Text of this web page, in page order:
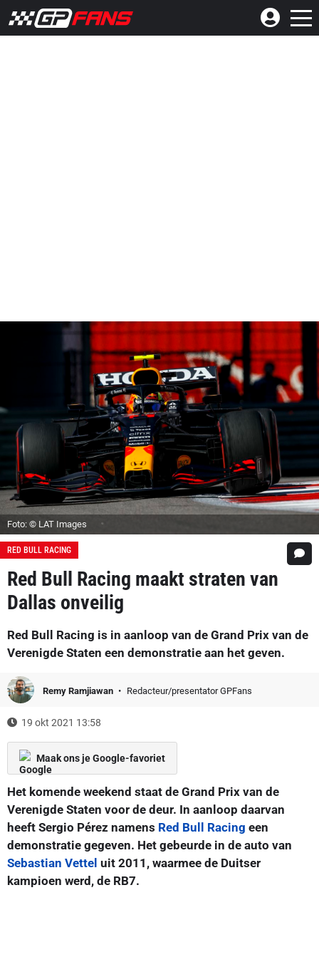
Foto: © LAT Images
RED BULL RACING
Red Bull Racing maakt straten van
Dallas onveilig
Red Bull Racing is in aanloop van de Grand Prix van de
Verenigde Staten een demonstratie aan het geven.
Remy Ramjiawan Redacteur/presentator GPFans
19 okt 2021 13:58
Maak ons je Google-favoriet
Het komende weekend staat de Grand Prix van de
Verenigde Staten voor de deur. In aanloop daarvan
heeft Sergio Pérez namens Red Bull Racing een
demonstratie gegeven. Het gebeurde in de auto van
Sebastian Vettel uit 2011, waarmee de Duitser
kampioen werd, de RB7.